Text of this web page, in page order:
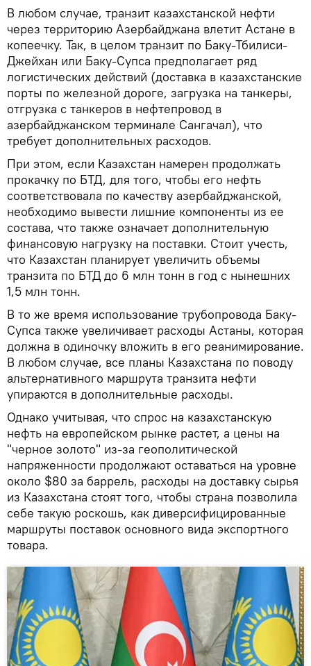
В любом случае, транзит казахстанской нефти
через территорию Азербайджана влетит Астане в
копеечку. Так, в целом транзит по Баку-Тбилиси-
Джейхан или Баку-Супса предполагает ряд
логистических действий (доставка в казахстанские
порты по железной дороге, загрузка на танкеры,
отгрузка с танкеров в нефтепровод в
азербайджанском терминале Сангачал), что
требует дополнительных расходов.
При этом, если Казахстан намерен продолжать
прокачку по БТД, для того, чтобы его нефть
соответствовала по качеству азербайджанской,
необходимо вывести лишние компоненты из ее
состава, что также означает дополнительную
финансовую нагрузку на поставки. Стоит учесть,
что Казахстан планирует увеличить объемы
транзита по БТД до 6 млн тонн в год с нынешних
1,5 млн тонн.
В то же время использование трубопровода Баку-
Супса также увеличивает расходы Астаны, которая
должна в одиночку вложить в его реанимирование.
В любом случае, все планы Казахстана по поводу
альтернативного маршрута транзита нефти
упираются в дополнительные расходы.
Однако учитывая, что спрос на казахстанскую
нефть на европейском рынке растет, а цены на
"черное золото" из-за геополитической
напряженности продолжают оставаться на уровне
около $80 за баррель, расходы на доставку сырья
из Казахстана стоят того, чтобы страна позволила
себе такую роскошь, как диверсифицированные
маршруты поставок основного вида экспортного
товара.